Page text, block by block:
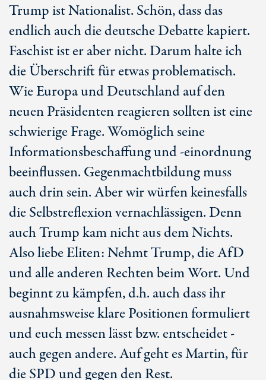
Trump ist Nationalist. Schön, dass das
endlich auch die deutsche Debatte kapiert.
Faschist ist er aber nicht. Darum halte ich
die Überschrift für etwas problematisch.
Wie Europa und Deutschland auf den
neuen Präsidenten reagieren sollten ist eine
schwierige Frage. Womöglich seine
Informationsbeschaffung und -einordnung
beeinflussen. Gegenmachtbildung muss
auch drin sein. Aber wir würfen keinesfalls
die Selbstreflexion vernachlässigen. Denn
auch Trump kam nicht aus dem Nichts.
Also liebe Eliten: Nehmt Trump, die AfD
und alle anderen Rechten beim Wort. Und
beginnt zu kämpfen, d.h. auch dass ihr
ausnahmsweise klare Positionen formuliert
und euch messen lässt bzw. entscheidet -
auch gegen andere. Auf geht es Martin, für
die SPD und gegen den Rest.